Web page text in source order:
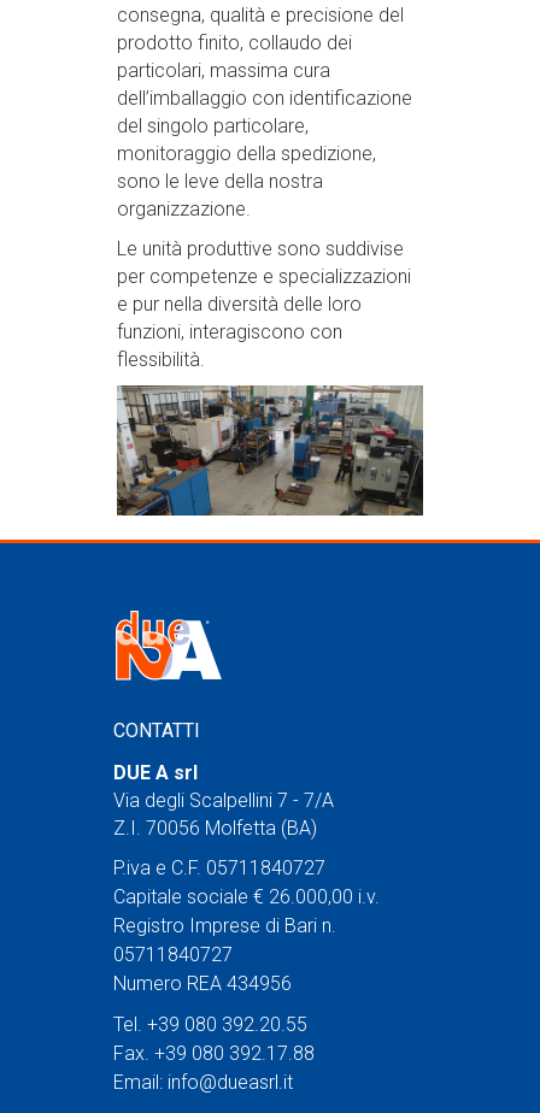
consegna, qualità e precisione del
prodotto finito, collaudo dei
particolari, massima cura
dell’imballaggio con identificazione
del singolo particolare,
monitoraggio della spedizione,
sono le leve della nostra
organizzazione.
Le unità produttive sono suddivise
per competenze e specializzazioni
e pur nella diversità delle loro
funzioni, interagiscono con
flessibilità.
CONTATTI
DUE A srl
Via degli Scalpellini 7 - 7/A
Z.I. 70056 Molfetta (BA)
P.iva e C.F. 05711840727
Capitale sociale € 26.000,00 i.v.
Registro Imprese di Bari n.
05711840727
Numero REA 434956
Tel. +39 080 392.20.55
Fax. +39 080 392.17.88
Email: info@dueasrl.it